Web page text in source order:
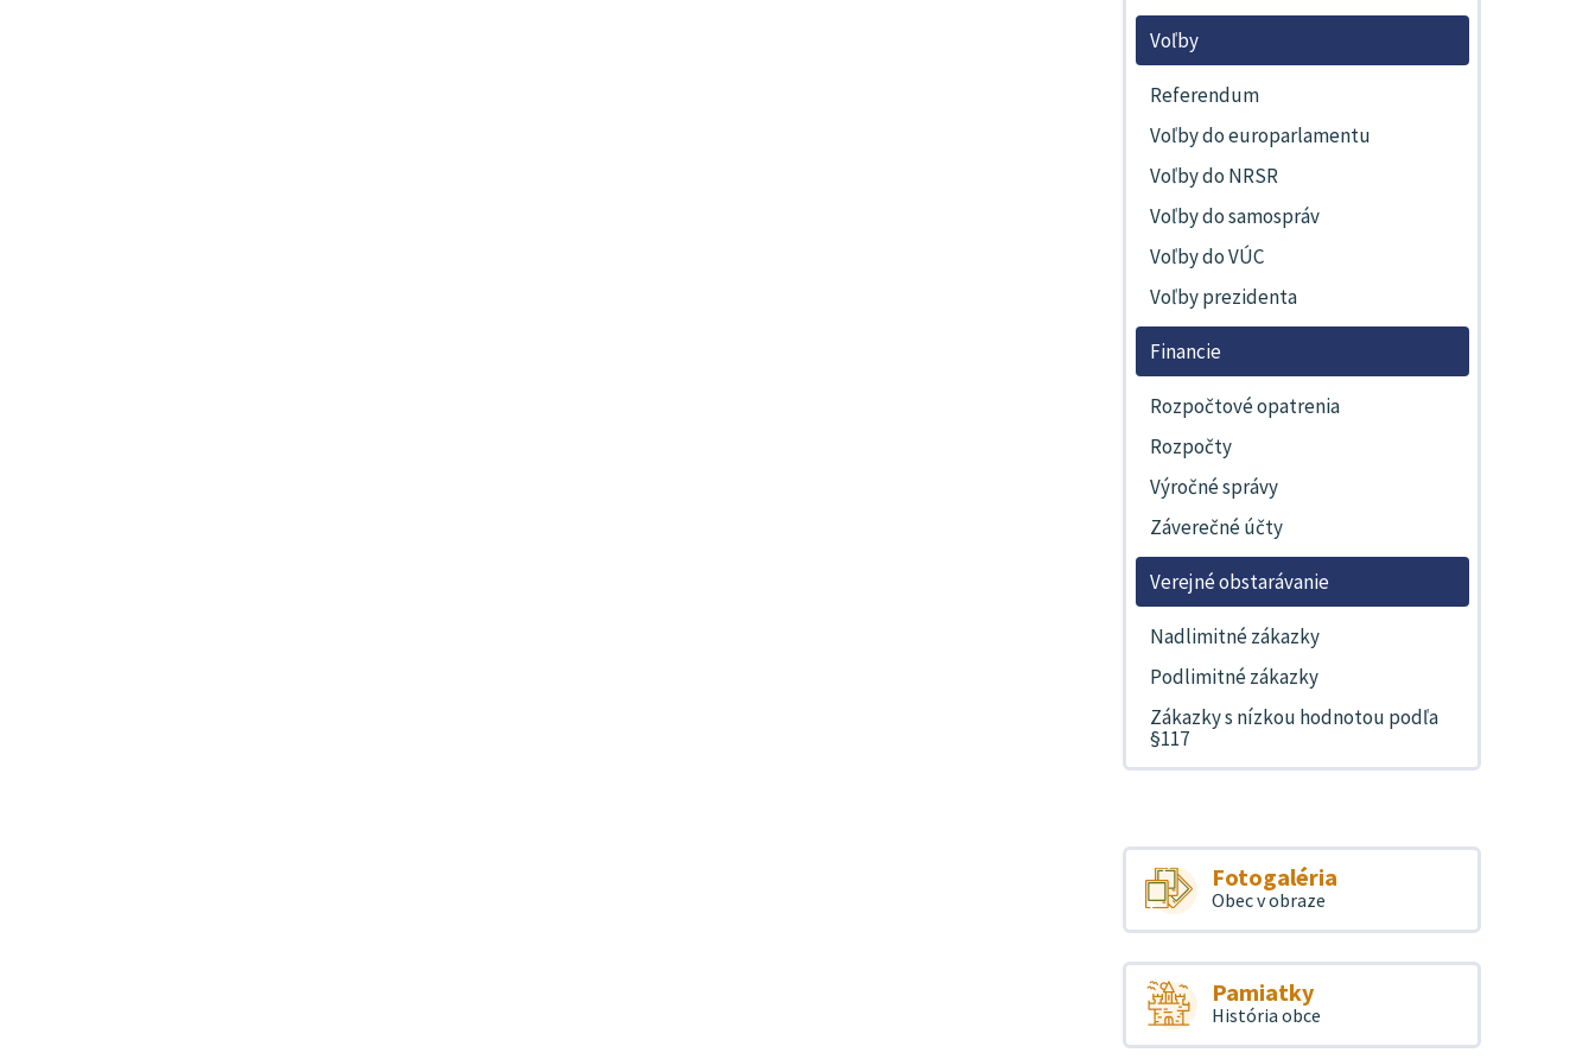
Voľby
Referendum
Voľby do europarlamentu
Voľby do NRSR
Voľby do samospráv
Voľby do VÚC
Voľby prezidenta
Financie
Rozpočtové opatrenia
Rozpočty
Výročné správy
Záverečné účty
Verejné obstarávanie
Nadlimitné zákazky
Podlimitné zákazky
Zákazky s nízkou hodnotou podľa
§117
Fotogaléria
Obec v obraze
Pamiatky
História obce